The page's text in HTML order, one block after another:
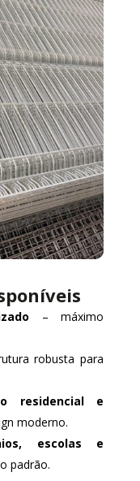
– máximo
robusta para
residencial e
moderno.
escolas e
padrão.